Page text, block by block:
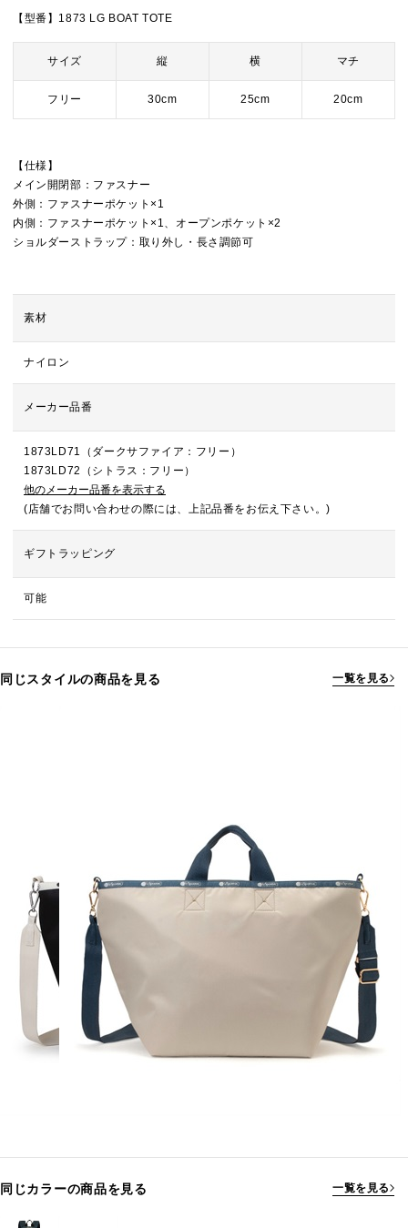
【型番】1873 LG BOAT TOTE
サイズ 縦 横 マチ
フリー 30cm 25cm 20cm
【仕様】
メイン開閉部：ファスナー
外側：ファスナーポケット×1
内側：ファスナーポケット×1、オープンポケット×2
ショルダーストラップ：取り外し・長さ調節可
素材
ナイロン
メーカー品番
1873LD71（ダークサファイア：フリー）
1873LD72（シトラス：フリー）
他のメーカー品番を表示する
(店舗でお問い合わせの際には、上記品番をお伝え下さい。)
ギフトラッピング
可能
同じスタイルの商品を見る 一覧を見る
同じカラーの商品を見る 一覧を見る